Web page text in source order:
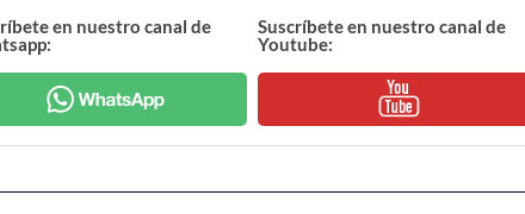
en nuestro canal de
Suscríbete en nuestro canal de
Youtube: